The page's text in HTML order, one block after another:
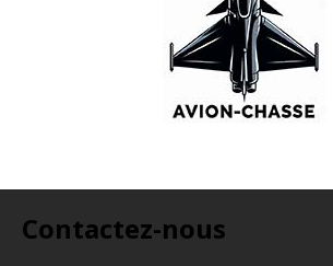
Contactez-nous